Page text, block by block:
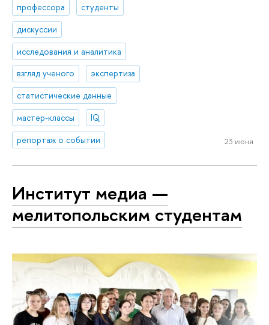
профессора
студенты
дискуссии
исследования и аналитика
взгляд ученого
экспертиза
статистические данные
мастер-классы
IQ
репортаж о событии
23 июня
Институт медиа —
мелитопольским студентам